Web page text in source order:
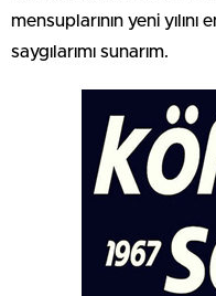
mensuplarının yeni
saygılarımı sunarım.